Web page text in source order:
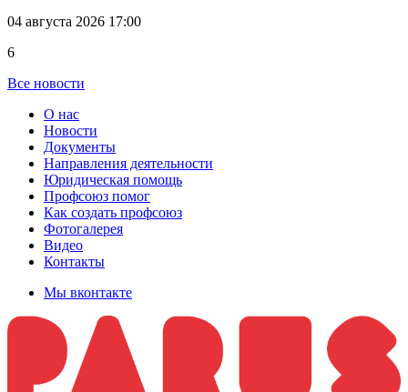
04 августа 2026 17:00
6
Все новости
О нас
Новости
Документы
Направления деятельности
Юридическая помощь
Профсоюз помог
Как создать профсоюз
Фотогалерея
Видео
Контакты
Мы вконтакте